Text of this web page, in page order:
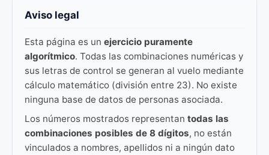
Aviso legal
Esta página es un ejercicio puramente
algorítmico. Todas las combinaciones numéricas y
sus letras de control se generan al vuelo mediante
cálculo matemático (división entre 23). No existe
ninguna base de datos de personas asociada.
Los números mostrados representan todas las
combinaciones posibles de 8 dígitos, no están
vinculados a nombres, apellidos ni a ningún dato